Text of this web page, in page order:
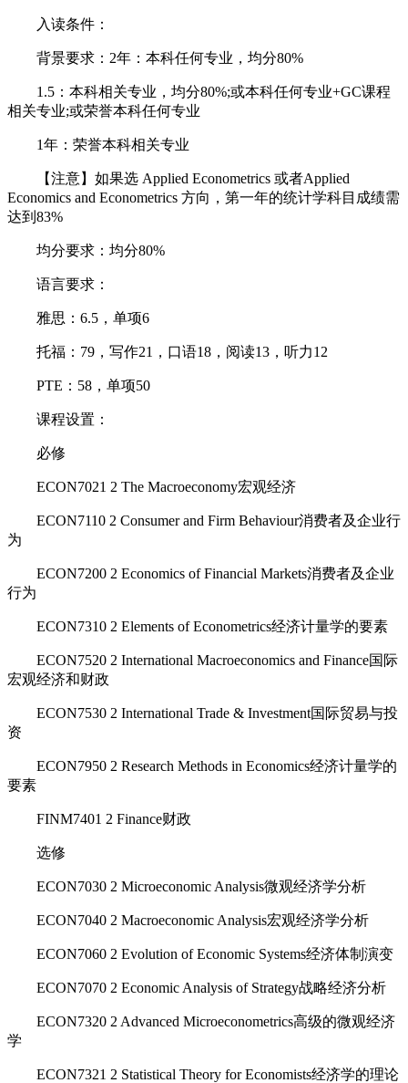
入读条件：
背景要求：2年：本科任何专业，均分80%
1.5：本科相关专业，均分80%;或本科任何专业+GC课程
相关专业;或荣誉本科任何专业
1年：荣誉本科相关专业
【注意】如果选 Applied Econometrics 或者Applied
Economics and Econometrics 方向，第一年的统计学科目成绩需
达到83%
均分要求：均分80%
语言要求：
雅思：6.5，单项6
托福：79，写作21，口语18，阅读13，听力12
PTE：58，单项50
课程设置：
必修
ECON7021 2 The Macroeconomy宏观经济
ECON7110 2 Consumer and Firm Behaviour消费者及企业行
为
ECON7200 2 Economics of Financial Markets消费者及企业
行为
ECON7310 2 Elements of Econometrics经济计量学的要素
ECON7520 2 International Macroeconomics and Finance国际
宏观经济和财政
ECON7530 2 International Trade & Investment国际贸易与投
资
ECON7950 2 Research Methods in Economics经济计量学的
要素
FINM7401 2 Finance财政
选修
ECON7030 2 Microeconomic Analysis微观经济学分析
ECON7040 2 Macroeconomic Analysis宏观经济学分析
ECON7060 2 Evolution of Economic Systems经济体制演变
ECON7070 2 Economic Analysis of Strategy战略经济分析
ECON7320 2 Advanced Microeconometrics高级的微观经济
学
ECON7321 2 Statistical Theory for Economists经济学的理论